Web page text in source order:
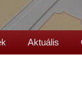
Aktuális